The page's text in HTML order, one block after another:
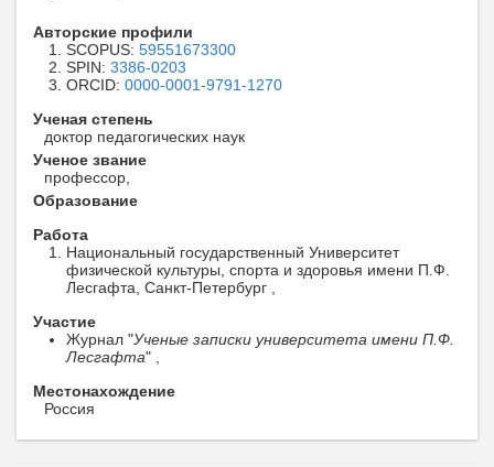
Авторские профили
SCOPUS: 59551673300
SPIN: 3386-0203
ORCID: 0000-0001-9791-1270
Ученая степень
доктор педагогических наук
Ученое звание
профессор,
Образование
Работа
Национальный государственный Университет
физической культуры, спорта и здоровья имени П.Ф.
Лесгафта, Санкт-Петербург ,
Участие
Журнал "Ученые записки университета имени П.Ф.
Лесгафта" ,
Местонахождение
Россия